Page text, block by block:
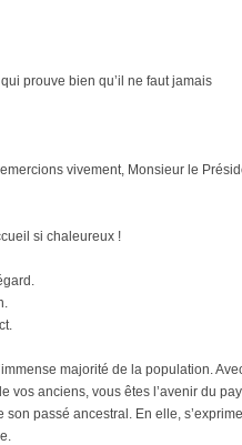
prouve bien qu’il ne faut jamais
vivement, Monsieur le
si chaleureux !
majorité de la population.
vos anciens, vous êtes l’avenir du
passé ancestral. En elle, s’exprime